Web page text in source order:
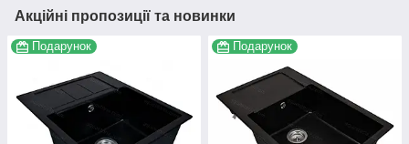
Акційні пропозиції та новинки
Подарунок Подарунок